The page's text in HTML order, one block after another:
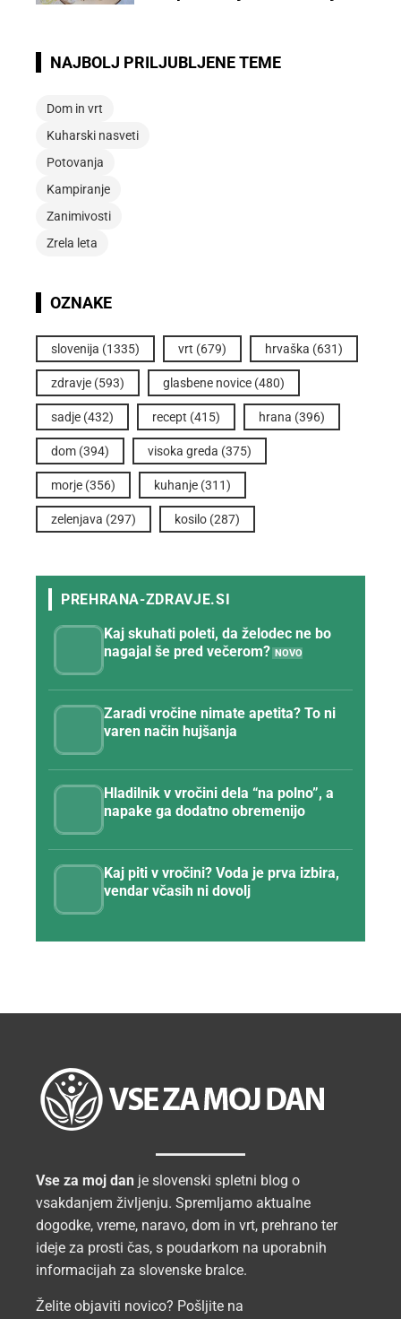
NAJBOLJ PRILJUBLJENE TEME
Dom in vrt
Kuharski nasveti
Potovanja
Kampiranje
Zanimivosti
Zrela leta
OZNAKE
slovenija (1335) vrt (679) hrvaška (631)
zdravje (593) glasbene novice (480)
sadje (432) recept (415) hrana (396)
dom (394) visoka greda (375)
morje (356) kuhanje (311)
zelenjava (297) kosilo (287)
Kaj skuhati poleti, da želodec ne bo
nagajal še pred večerom?
Zaradi vročine nimate apetita? To ni
varen način hujšanja
Hladilnik v vročini dela “na polno”, a
napake ga dodatno obremenijo
Kaj piti v vročini? Voda je prva izbira,
vendar včasih ni dovolj
Vse za moj dan je slovenski spletni blog o
vsakdanjem življenju. Spremljamo aktualne
dogodke, vreme, naravo, dom in vrt, prehrano ter
ideje za prosti čas, s poudarkom na uporabnih
informacijah za slovenske bralce.
Želite objaviti novico? Pošljite na